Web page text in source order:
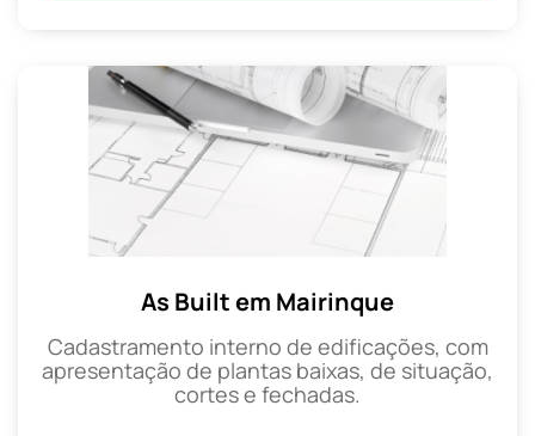
As Built em Mairinque
Cadastramento interno de edificações, com
apresentação de plantas baixas, de situação,
cortes e fechadas.